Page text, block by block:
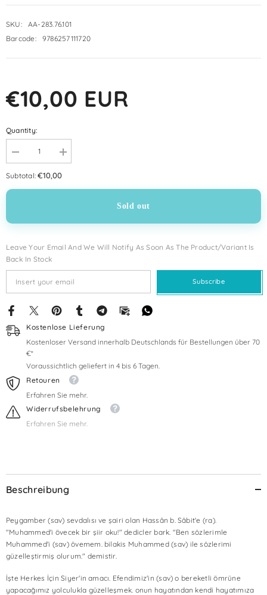
SKU:
AA-283.76.101
Barcode:
9786257111720
€10,00 EUR
Quantity:
Decrease
quantity
for
için
Mekke
Dönemi
Increase
quantity
için
Mekke
Subtotal:€10,00
Sold out
Leave Your Email And We Will Notify As Soon As The Product/variant Is
Back In Stock
Subscribe
Kostenlose Lieferung
Kostenloser Versand innerhalb Deutschlands für Bestellungen über 70
€*
Voraussichtlich geliefert in 4 bis 6 Tagen.
Retouren
Erfahren Sie mehr.
Widerrufsbelehrung
Erfahren Sie mehr.
Beschreibung
Peygamber (sav) sevdalısı ve şairi olan Hassân b. Sâbit'e (ra).
"Muhammed'i övecek bir şiir oku!" dedicler bark. "Ben sözlerimle
Muhammed'i (sav) övemem. bilakis Muhammed (sav) ile sözlerimi
güzelleştirmiş olurum." demistir.
İşte Herkes İçin Siyer'in amacı. Efendimiz'in (sav) o bereketli ömrüne
yapacağımız yolculukla güzelleşmek. onun hayatından kendi hayatımıza